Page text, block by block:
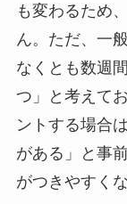
も変わるため
ん。ただ、一
なくとも数週
つ」と考えて
ントする場合
がある」と事
がつきやすく